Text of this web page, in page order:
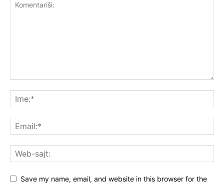
Save my name, email, and website in this browser for the